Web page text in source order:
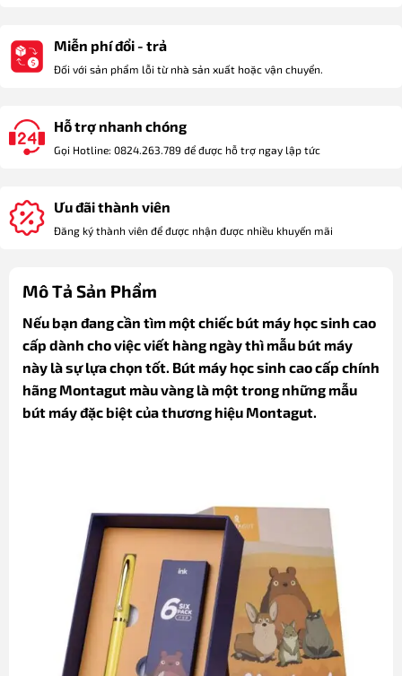
Miễn phí đổi - trả
Đối với sản phẩm lỗi từ nhà sản xuất hoặc vận chuyển.
Hỗ trợ nhanh chóng
Gọi Hotline: 0824.263.789 để được hỗ trợ ngay lập tức
Ưu đãi thành viên
Đăng ký thành viên để được nhận được nhiều khuyến mãi
Mô Tả Sản Phẩm
Nếu bạn đang cần tìm một chiếc bút máy học sinh cao
cấp dành cho việc viết hàng ngày thì mẫu bút máy
này là sự lựa chọn tốt. Bút máy học sinh cao cấp chính
hãng Montagut màu vàng là một trong những mẫu
bút máy đặc biệt của thương hiệu Montagut.